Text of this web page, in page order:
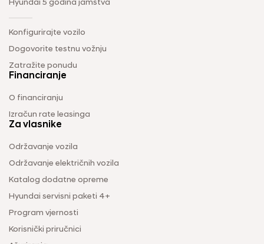
Hyundai 5 godina jamstva
Konfigurirajte vozilo
Dogovorite testnu vožnju
Zatražite ponudu
Financiranje
O financiranju
Izračun rate leasinga
Za vlasnike
Održavanje vozila
Održavanje električnih vozila
Katalog dodatne opreme
Hyundai servisni paketi 4+
Program vjernosti
Korisnički priručnici